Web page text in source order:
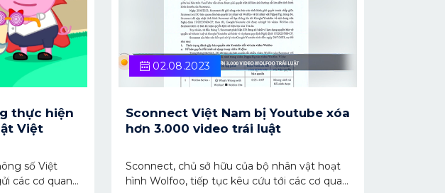
thực hiện
Việt
số Việt
các cơ quan
02.08.2023
Sconnect Việt Nam bị Youtube xóa
hơn 3.000 video trái luật
Sconnect, chủ sở hữu của bộ nhân vật hoạt
hình Wolfoo, tiếp tục kêu cứu tới các cơ quan